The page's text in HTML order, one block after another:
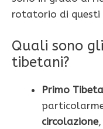
rotatorio di questi
Quali sono
tibetani?
Primo
circolazione